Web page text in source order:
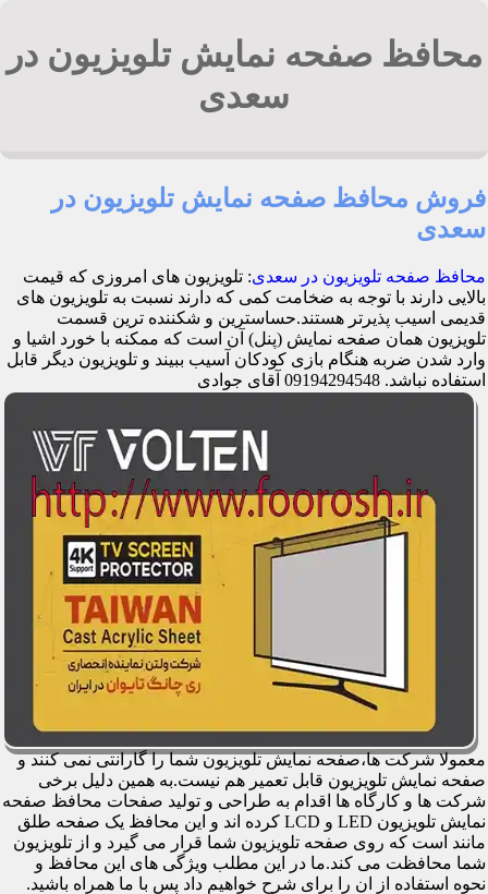
محافظ صفحه نمایش تلویزیون در
سعدی
فروش محافظ صفحه نمایش تلویزیون در
سعدی
محافظ صفحه تلویزیون در سعدی: تلویزیون های امروزی که قیمت
بالایی دارند با توجه به ضخامت کمی که دارند نسبت به تلویزیون های
قدیمی اسیب پذیرتر هستند.حساسترین و شکننده ترین قسمت
تلویزیون همان صفحه نمایش (پنل) آن است که ممکنه با خورد اشیا و
وارد شدن ضربه هنگام بازی کودکان آسیب ببیند و تلویزیون دیگر قابل
استفاده نباشد. 09194294548 آقای جوادی
معمولا شرکت ها،صفحه نمایش تلویزیون شما را گارانتی نمی کنند و
صفحه نمایش تلویزیون قابل تعمیر هم نیست.به همین دلیل برخی
شرکت ها و کارگاه ها اقدام به طراحی و تولید صفحات محافظ صفحه
نمایش تلویزیون LED و LCD کرده اند و این محافظ یک صفحه طلق
مانند است که روی صفحه تلویزیون شما قرار می گیرد و از تلویزیون
شما محافظت می کند.ما در این مطلب ویژگی های این محافظ و
نحوه استفاده از ان را برای شرح خواهیم داد پس با ما همراه باشید.